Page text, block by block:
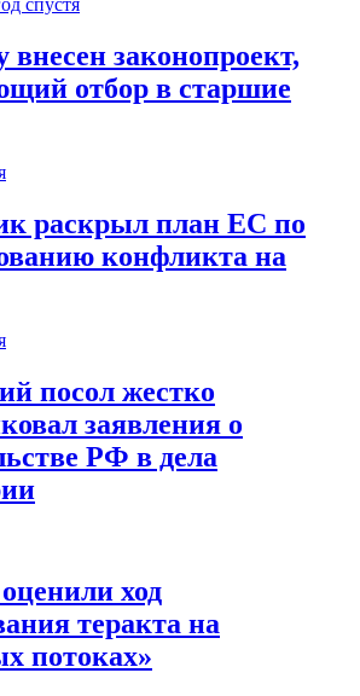
спустя
внесен законопроект,
отбор в старшие
раскрыл план ЕС по
конфликта на
посол жестко
заявления о
РФ в дела
ход
теракта на
потоках»